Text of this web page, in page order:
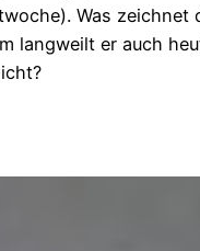
Was zeichnet
langweilt er auch